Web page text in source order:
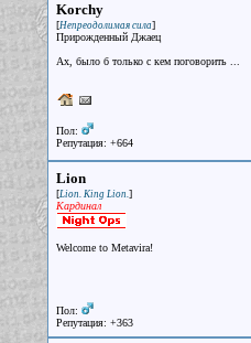
Korchy
[Непреодолимая сила]
Прирожденный Джаец
Ах, было б только с кем поговорить ...
Пол:
Репутация: +664
Lion
[Lion. King Lion.]
Кардинал
Welcome to Metavira!
Пол:
Репутация: +363